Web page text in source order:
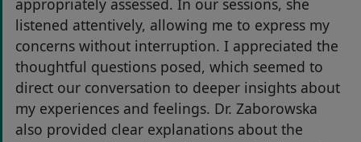
appropriately assessed. In our sessions, she
listened attentively, allowing me to express my
concerns without interruption. I appreciated the
thoughtful questions posed, which seemed to
direct our conversation to deeper insights about
my experiences and feelings. Dr. Zaborowska
also provided clear explanations about the